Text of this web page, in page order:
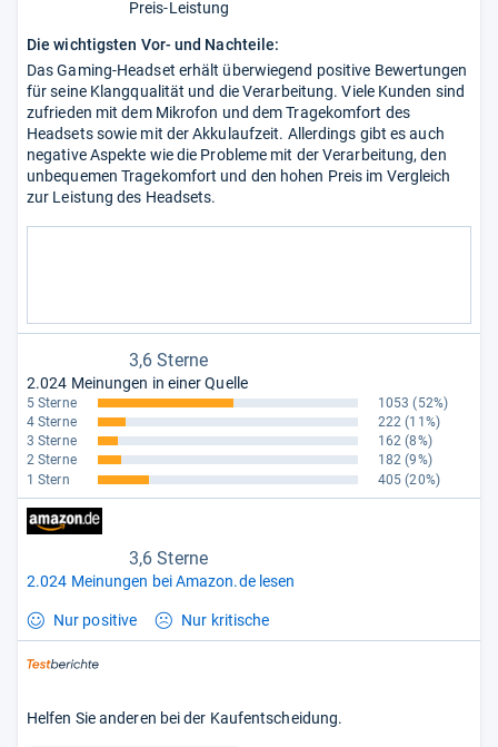
Preis-Leistung
Die wichtigsten Vor- und Nachteile:
Das Gaming-Headset erhält überwiegend positive Bewertungen
für seine Klangqualität und die Verarbeitung. Viele Kunden sind
zufrieden mit dem Mikrofon und dem Tragekomfort des
Headsets sowie mit der Akkulaufzeit. Allerdings gibt es auch
negative Aspekte wie die Probleme mit der Verarbeitung, den
unbequemen Tragekomfort und den hohen Preis im Vergleich
zur Leistung des Headsets.
3,6 Sterne
2.024 Meinungen in einer Quelle
5 Sterne 1053 (52%)
4 Sterne
222 (11%)
3 Sterne
162 (8%)
2 Sterne
182 (9%)
1 Stern
405 (20%)
3,6 Sterne
2.024 Meinungen bei Amazon.de lesen
Nur positive Nur kritische
Helfen Sie anderen bei der Kaufentscheidung.